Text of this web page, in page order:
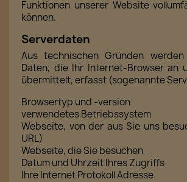
Funktionen unserer Website
können.
Serverdaten
Aus technischen Gründen
Daten, die Ihr Internet-Browser an
übermittelt, erfasst (sogenannte
Browsertyp und -version
verwendetes Betriebssystem
Webseite, von der aus Sie uns
URL)
Webseite, die Sie besuchen
Datum und Uhrzeit Ihres Zugriffs
Ihre Internet Protokoll Adresse.